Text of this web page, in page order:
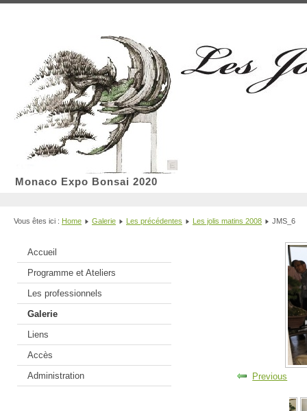
Monaco Expo Bonsai 2020
Vous êtes ici : Home Galerie Les précédentes Les jolis matins 2008 JMS_6
Accueil
Programme et Ateliers
Les professionnels
Galerie
Liens
Accès
Administration
Previous